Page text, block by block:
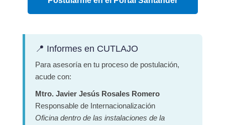
📍 Informes en CUTLAJO
Para asesoría en tu proceso de postulación,
acude con:
Mtro. Javier Jesús Rosales Romero
Responsable de Internacionalización
Oficina dentro de las instalaciones de la